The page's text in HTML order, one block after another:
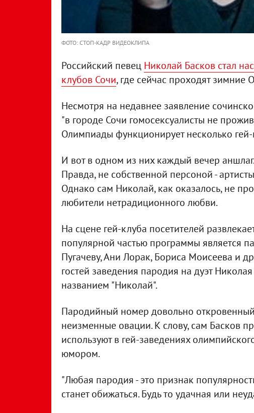
ФОТО: СТОП-КАДР ВИДЕОКЛИПА
Российский певец Николай Басков стал
клубов Сочи, где сейчас проходят зимние
Несмотря на недавнее заявление
"в городе Сочи гомосексуалисты не
Олимпиады функционирует несколько
И вот в одном из них каждый вечер
Правда, не собственной персоной -
Однако сам Николай, как оказалось, не
любители нетрадиционного любви.
На сцене гей-клуба посетителей
популярной частью программы является
Пугачеву, Ани Лорак, Бориса Моисеева и
гостей заведения пародия на дуэт
названием "Николай".
Пародийный номер довольно
неизменные овации. К слову, сам Басков
используют в гей-заведениях
юмором.
"Любая пародия - это признак
станет обижаться. Будь то удачная или